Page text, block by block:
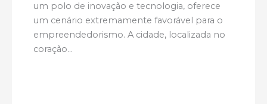
um polo de inovação e tecnologia, oferece
um cenário extremamente favorável para o
empreendedorismo. A cidade, localizada no
coração…